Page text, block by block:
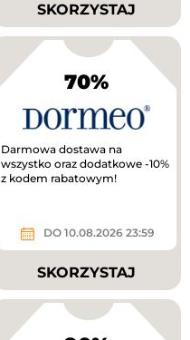
SKORZYSTAJ
70%
Darmowa dostawa na
wszystko oraz dodatkowe -10%
z kodem rabatowym!
DO 10.08.2026 23:59
SKORZYSTAJ